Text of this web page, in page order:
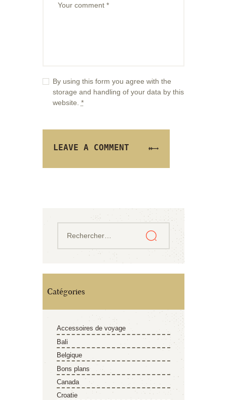
By using this form you agree with the
storage and handling of your data by this
website. *
Catégories
Accessoires de voyage
Bali
Belgique
Bons plans
Canada
Croatie